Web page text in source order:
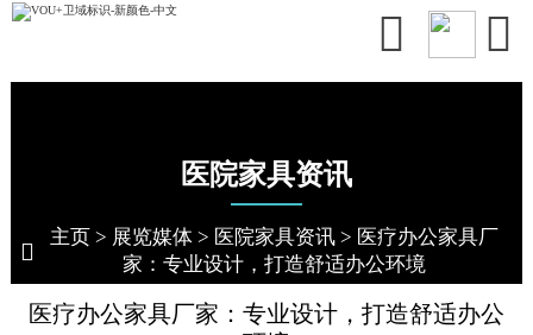
 
医院家具资讯

主页> 展览媒体> 医院家具资讯> 医疗办公家具厂
家：专业设计，打造舒适办公环境
医疗办公家具厂家：专业设计，打造舒适办公